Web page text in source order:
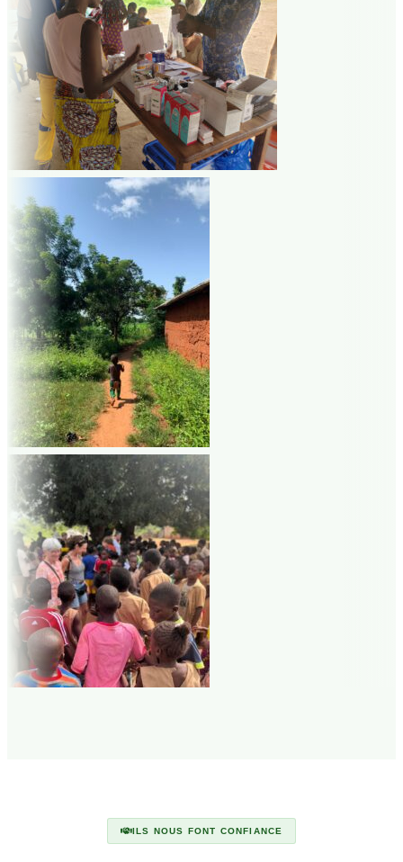
ILS NOUS FONT CONFIANCE